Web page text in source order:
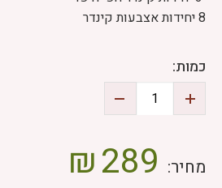
8 יחידות אצבעות קינדר
כמות:
מחיר: 289
₪